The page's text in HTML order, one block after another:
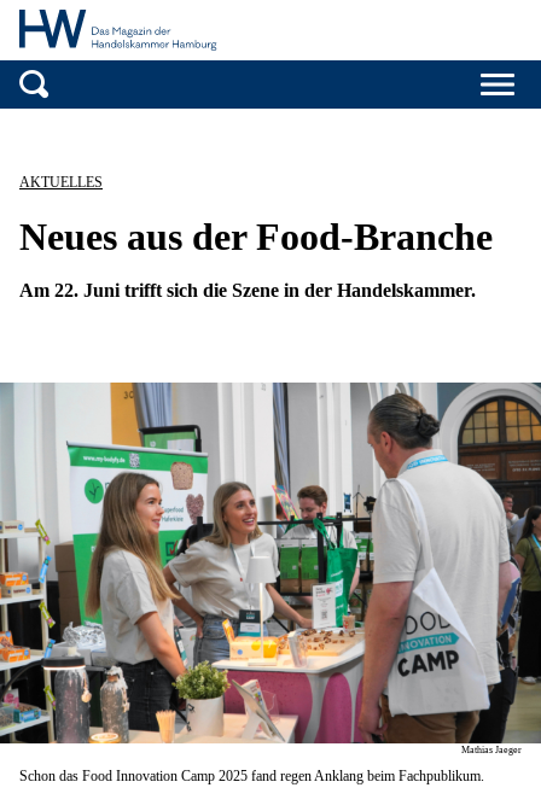
Handelskammer
AKTUELLES
Neues aus der Food-Branche
Am 22. Juni trifft sich die Szene in der Handelskammer.
Mathias Jaeger
Schon das Food Innovation Camp 2025 fand regen Anklang beim Fachpublikum.